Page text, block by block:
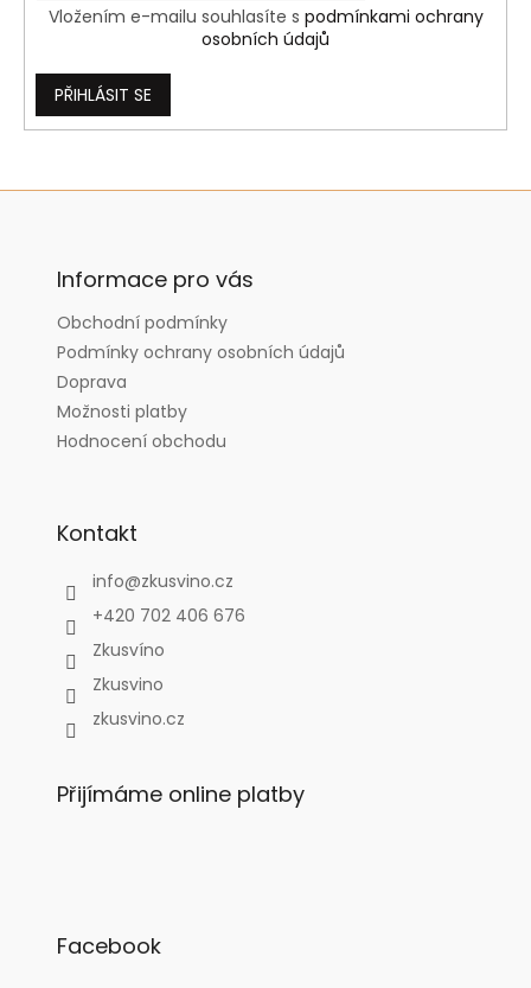
Vložením e-mailu souhlasíte s podmínkami ochrany
osobních údajů
PŘIHLÁSIT SE
Z
Informace pro vás
Obchodní podmínky
Podmínky ochrany osobních údajů
Doprava
Možnosti platby
Hodnocení obchodu
Kontakt
info@zkusvino.cz
+420 702 406 676
Zkusvíno
Zkusvino
zkusvino.cz
Přijímáme online platby
Facebook